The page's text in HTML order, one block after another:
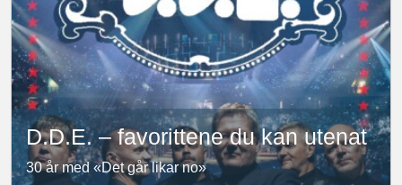
D.D.E. – favorittene du kan utenat
30 år med «Det går likar no»